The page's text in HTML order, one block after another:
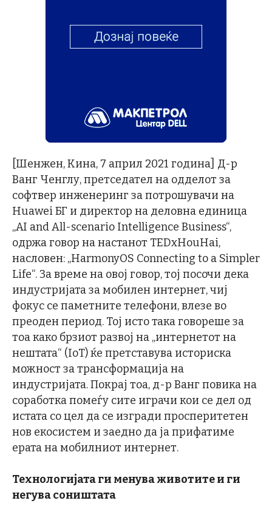
[Шенжен, Кина, 7 април 2021 година] Д-р
Ванг Ченглу, претседател на одделот за
софтвер инженеринг за потрошувачи на
Huawei БГ и директор на деловна единица
„AI and All-scenario Intelligence Business“,
одржа говор на настанот TEDxHouHai,
насловен: „HarmonyOS Connecting to a Simpler
Life“. За време на овој говор, тој посочи дека
индустријата за мобилен интернет, чиј
фокус се паметните телефони, влезе во
преоден период. Тој исто така говореше за
тоа како брзиот развој на „интернетот на
нештата“ (IoT) ќе претставува историска
можност за трансформација на
индустријата. Покрај тоа, д-р Ванг повика на
соработка помеѓу сите играчи кои се дел од
истата со цел да се изгради просперитетен
нов екосистем и заедно да ја прифатиме
ерата на мобилниот интернет.
Технологијата ги менува животите и ги
негува соништата